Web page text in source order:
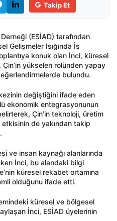
Takip Et
(ESİAD) tarafından
Gelişmeler Işığında İş
konuk olan İnci, küresel
yükselen rolünden yapay
bulundu.
değiştiğini ifade eden
ekonomik entegrasyonunun
Çin’in teknoloji, üretim
de yakından takip
ve insan kaynağı alanlarında
İnci, bu alandaki bilgi
küresel rekabet ortamına
olduğunu ifade etti.
küresel ve bölgesel
İnci, ESİAD üyelerinin